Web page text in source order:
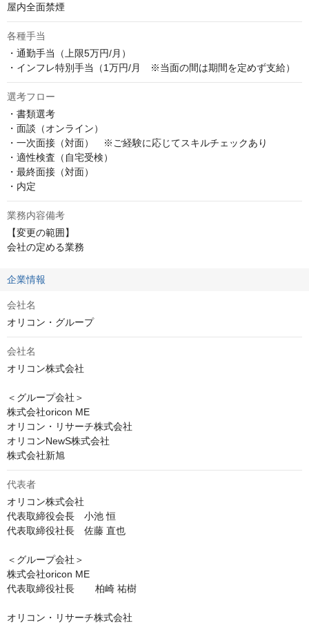
屋内全面禁煙
各種手当
・通勤手当（上限5万円/月）
・インフレ特別手当（1万円/月　※当面の間は期間を定めず支給）
選考フロー
・書類選考
・面談（オンライン）
・一次面接（対面）　※ご経験に応じてスキルチェックあり
・適性検査（自宅受検）
・最終面接（対面）
・内定
業務内容備考
【変更の範囲】
会社の定める業務
企業情報
会社名
オリコン・グループ
会社名
オリコン株式会社
＜グループ会社＞
株式会社oricon ME
オリコン・リサーチ株式会社
オリコンNewS株式会社
株式会社新旭
代表者
オリコン株式会社
代表取締役会長　小池 恒
代表取締役社長　佐藤 直也
＜グループ会社＞
株式会社oricon ME
代表取締役社長	柏崎 祐樹
オリコン・リサーチ株式会社